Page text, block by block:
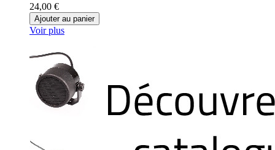
24,00 €
Ajouter au panier
Voir plus